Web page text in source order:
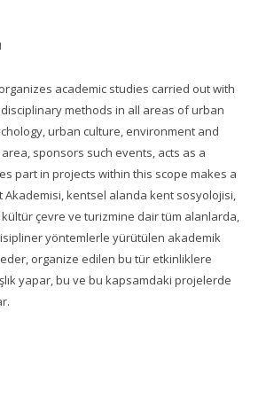
academic studies carried out with
methods in all areas of urban
urban culture, environment and
sponsors such events, acts as a
part in projects within this scope makes a
Akademisi, kentsel alanda kent sosyolojisi,
çevre ve turizmine dair tüm alanlarda,
yöntemlerle yürütülen akademik
eder, organize edilen bu tür etkinliklere
yapar, bu ve bu kapsamdaki projelerde